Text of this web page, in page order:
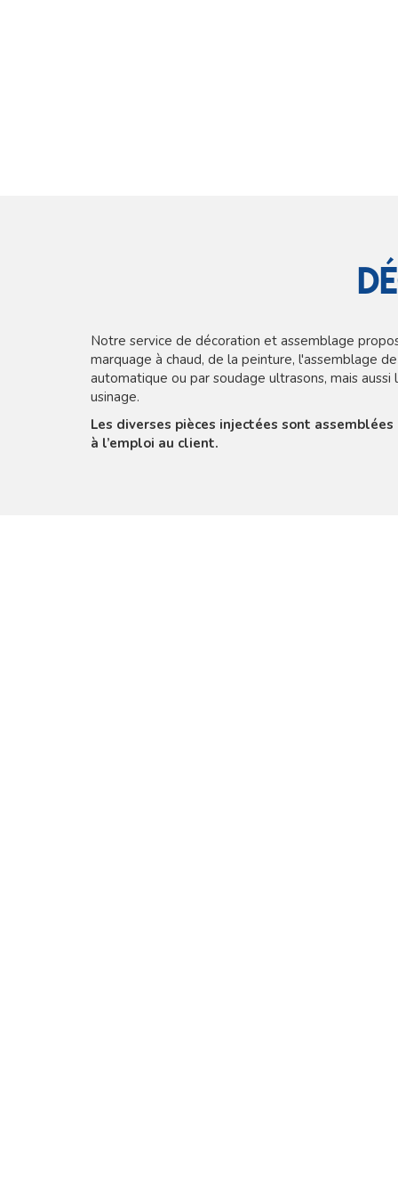
Notre service de décoration et assemblage
marquage à chaud, de la peinture, l'assemblage
automatique ou par soudage ultrasons, mais
usinage.
Les diverses pièces injectées sont
à l’emploi au client.